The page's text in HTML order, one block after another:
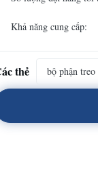
Khả năng cung cấp:
thẻ bộ phận